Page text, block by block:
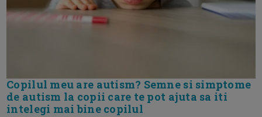
Copilul meu are autism? Semne si simptome
de autism la copii care te pot ajuta sa iti
intelegi mai bine copilul